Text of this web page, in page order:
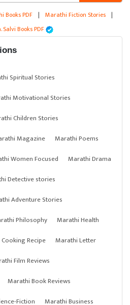
Books PDF | Marathi Fiction Stories |
Books PDF
Spiritual Stories
Motivational Stories
Children Stories
Magazine
Marathi Poems
Women Focused
Marathi Drama
Detective stories
Adventure Stories
Philosophy
Marathi Health
Recipe
Marathi Letter
Film Reviews
Marathi Book Reviews
Fiction Marathi Business